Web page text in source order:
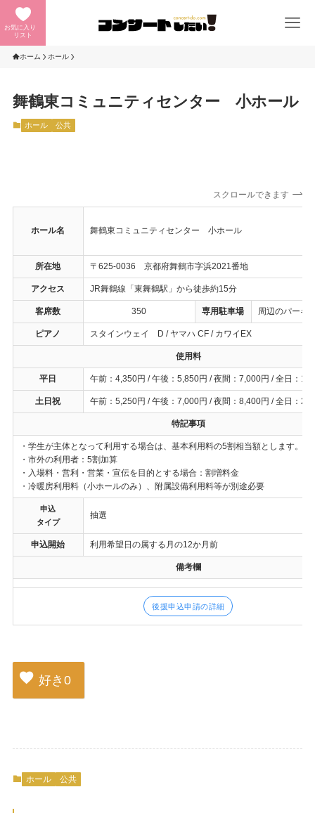
お気に入り
リスト
ホーム ホール
舞鶴東コミュニティセンター 小ホール
ホール 公共
スクロールできます
ホール名 舞鶴東コミュニティセンター 小ホール
所在地 〒625-0036 京都府舞鶴市字浜2021番地
アクセス JR舞鶴線「東舞鶴駅」から徒歩約15分
客席数 350 専用駐車場 周辺のパーキ
ピアノ スタインウェイ D / ヤマハ CF / カワイEX
使用料
平日 午前：4,350円 / 午後：5,850円 / 夜間：7,000円 / 全日：
土日祝 午前：5,250円 / 午後：7,000円 / 夜間：8,400円 / 全日：
特記事項
・学生が主体となって利用する場合は、基本利用料の5割相当額とします。
・市外の利用者：5割加算
・入場料・営利・営業・宣伝を目的とする場合：割増料金
・冷暖房利用料（小ホールのみ）、附属設備利用料等が別途必要
申込
タイプ
抽選
申込開始 利用希望日の属する月の12か月前
備考欄
後援申込申請の詳細
好き 0
ホール 公共